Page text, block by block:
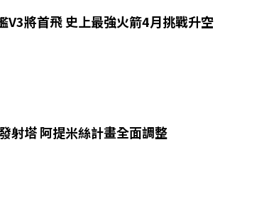
V3將首飛 史上最強火箭4月挑戰升空
射塔 阿提米絲計畫全面調整